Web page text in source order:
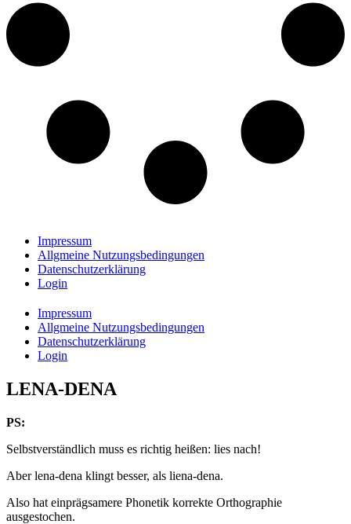
Impressum
Allgmeine Nutzungsbedingungen
Datenschutzerklärung
Login
Impressum
Allgmeine Nutzungsbedingungen
Datenschutzerklärung
Login
LENA-DENA
PS:
Selbstverständlich muss es richtig heißen: lies nach!
Aber lena-dena klingt besser, als liena-dena.
Also hat einprägsamere Phonetik korrekte Orthographie
ausgestochen.